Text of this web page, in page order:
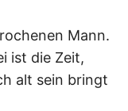
Mann.
ist die Zeit,
alt sein bringt